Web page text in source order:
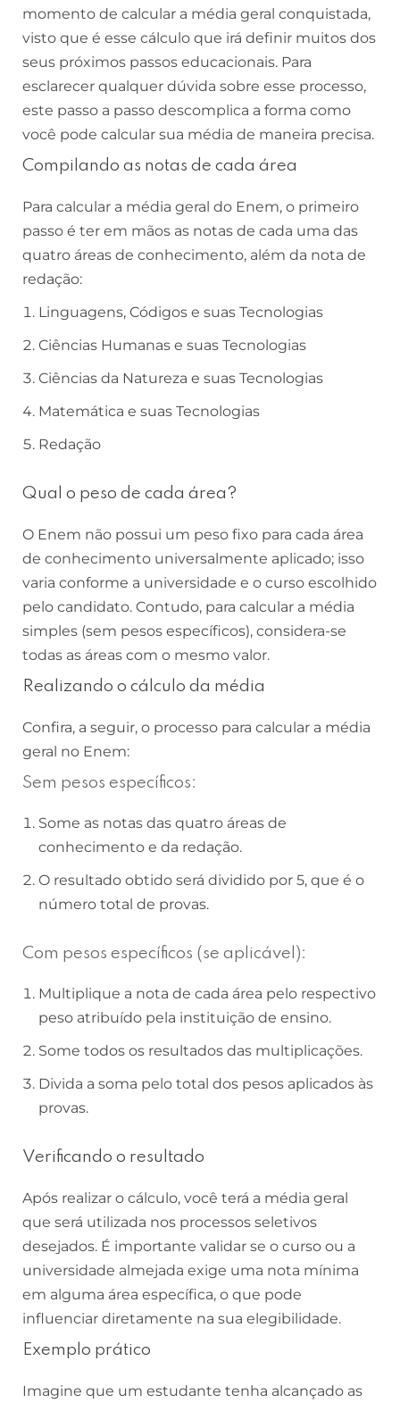
momento de calcular a média geral conquistada,
visto que é esse cálculo que irá definir muitos dos
seus próximos passos educacionais. Para
esclarecer qualquer dúvida sobre esse processo,
este passo a passo descomplica a forma como
você pode calcular sua média de maneira precisa.
Compilando as notas de cada área
Para calcular a média geral do Enem, o primeiro
passo é ter em mãos as notas de cada uma das
quatro áreas de conhecimento, além da nota de
redação:
Linguagens, Códigos e suas Tecnologias
Ciências Humanas e suas Tecnologias
Ciências da Natureza e suas Tecnologias
Matemática e suas Tecnologias
Redação
Qual o peso de cada área?
O Enem não possui um peso fixo para cada área
de conhecimento universalmente aplicado; isso
varia conforme a universidade e o curso escolhido
pelo candidato. Contudo, para calcular a média
simples (sem pesos específicos), considera-se
todas as áreas com o mesmo valor.
Realizando o cálculo da média
Confira, a seguir, o processo para calcular a média
geral no Enem:
Sem pesos específicos:
Some as notas das quatro áreas de
conhecimento e da redação.
O resultado obtido será dividido por 5, que é o
número total de provas.
Com pesos específicos (se aplicável):
Multiplique a nota de cada área pelo respectivo
peso atribuído pela instituição de ensino.
Some todos os resultados das multiplicações.
Divida a soma pelo total dos pesos aplicados às
provas.
Verificando o resultado
Após realizar o cálculo, você terá a média geral
que será utilizada nos processos seletivos
desejados. É importante validar se o curso ou a
universidade almejada exige uma nota mínima
em alguma área específica, o que pode
influenciar diretamente na sua elegibilidade.
Exemplo prático
Imagine que um estudante tenha alcançado as